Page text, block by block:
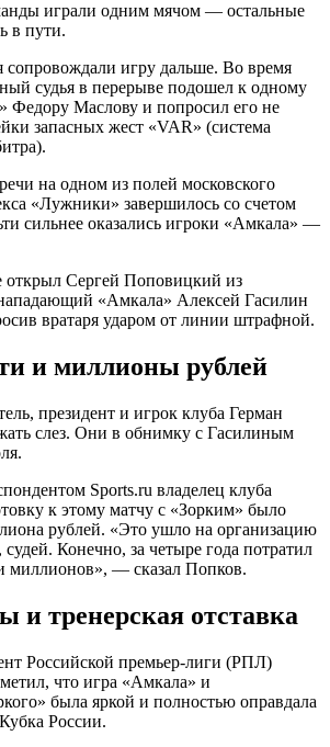
играли одним мячом — остальные
в пути.
игру дальше. Во время
судья в перерыве подошел к одному
Федору Маслову и попросил его не
запасных жест «VAR» (система
на одном из полей московского
«Лужники» завершилось со счетом
сильнее оказались игроки «Амкала» —
открыл Сергей Поповицкий из
«Амкала» Алексей Гасилин
вратаря ударом от линии штрафной.
и миллионы рублей
президент и игрок клуба Герман
слез. Они в обнимку с Гасилиным
Sports.ru владелец клуба
к этому матчу с «Зорким» было
рублей. «Это ушло на организацию
судей. Конечно, за четыре года потратил
миллионов», — сказал Попков.
и тренерская отставка
Российской премьер-лиги (РПЛ)
что игра «Амкала» и
была яркой и полностью оправдала
России.